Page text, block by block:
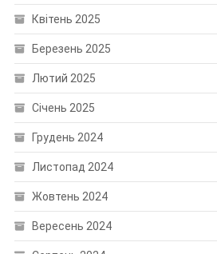
Квітень 2025
Березень 2025
Лютий 2025
Січень 2025
Грудень 2024
Листопад 2024
Жовтень 2024
Вересень 2024